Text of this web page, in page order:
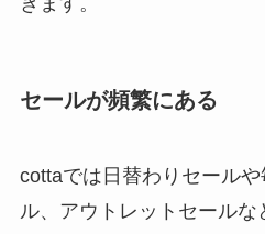
セールが頻繁にある
cottaでは日替わりセール
ル、アウトレットセールな